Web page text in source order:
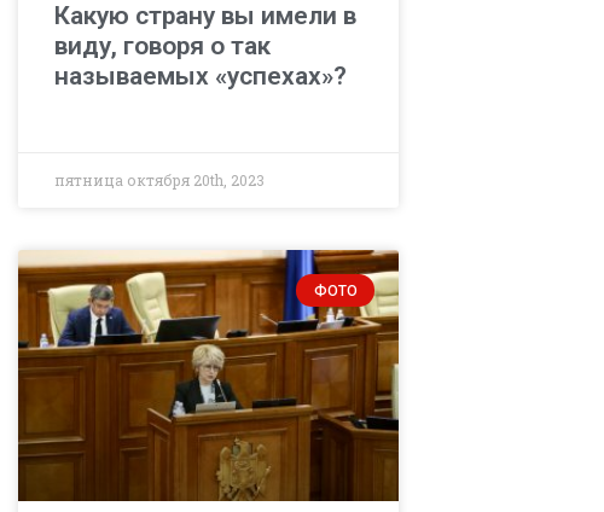
Какую страну вы имели в
виду, говоря о так
называемых «успехах»?
пятница октября 20th, 2023
ФОТО